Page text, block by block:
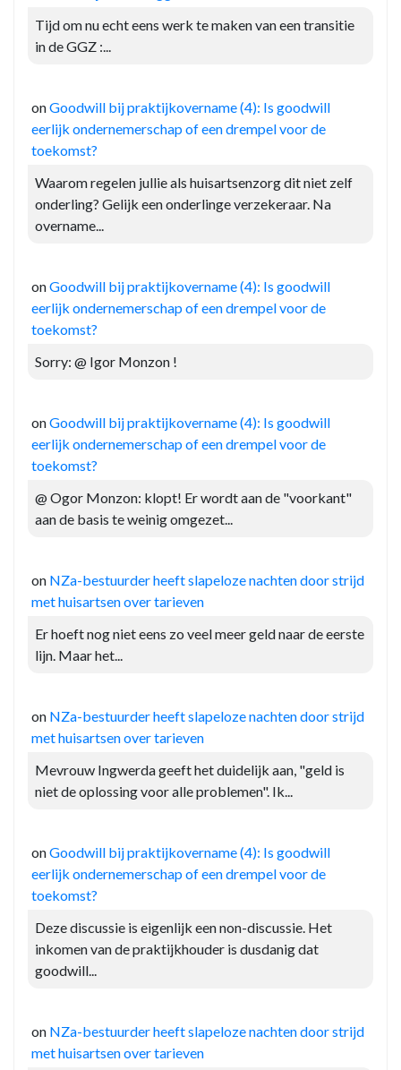
Tijd om nu echt eens werk te maken van een transitie
in de GGZ :...
onGoodwill bij praktijkovername (4): Is goodwill
eerlijk ondernemerschap of een drempel voor de
toekomst?
Waarom regelen jullie als huisartsenzorg dit niet zelf
onderling? Gelijk een onderlinge verzekeraar. Na
overname...
onGoodwill bij praktijkovername (4): Is goodwill
eerlijk ondernemerschap of een drempel voor de
toekomst?
Sorry: @ Igor Monzon !
onGoodwill bij praktijkovername (4): Is goodwill
eerlijk ondernemerschap of een drempel voor de
toekomst?
@ Ogor Monzon: klopt! Er wordt aan de "voorkant"
aan de basis te weinig omgezet...
on NZa-bestuurder heeft slapeloze nachten door strijd
met huisartsen over tarieven
Er hoeft nog niet eens zo veel meer geld naar de eerste
lijn. Maar het...
on NZa-bestuurder heeft slapeloze nachten door strijd
met huisartsen over tarieven
Mevrouw Ingwerda geeft het duidelijk aan, "geld is
niet de oplossing voor alle problemen". Ik...
onGoodwill bij praktijkovername (4): Is goodwill
eerlijk ondernemerschap of een drempel voor de
toekomst?
Deze discussie is eigenlijk een non-discussie. Het
inkomen van de praktijkhouder is dusdanig dat
goodwill...
on NZa-bestuurder heeft slapeloze nachten door strijd
met huisartsen over tarieven